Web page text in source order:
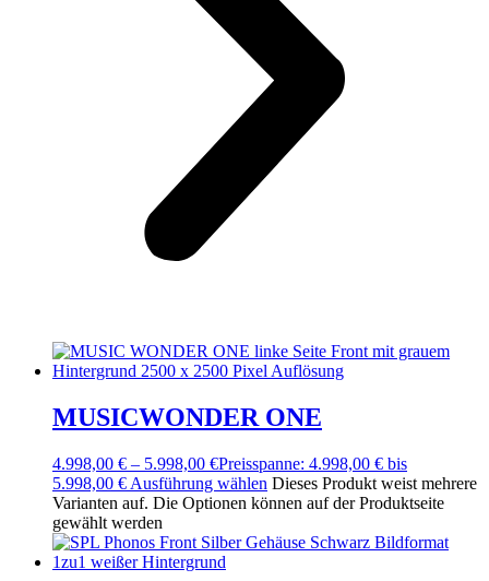
MUSICWONDER ONE
4.998,00 € – 5.998,00 €Preisspanne: 4.998,00 € bis
5.998,00 € Ausführung wählen Dieses Produkt weist mehrere
Varianten auf. Die Optionen können auf der Produktseite
gewählt werden